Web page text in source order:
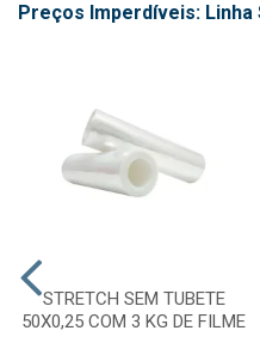
Preços Imperdíveis:
STRETCH SEM TUBETE
50X0,25 COM 3 KG DE FILME